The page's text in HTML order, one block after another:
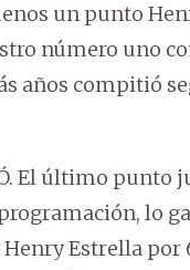
un punto
número uno
años compitió
El último punto
lo
Estrella